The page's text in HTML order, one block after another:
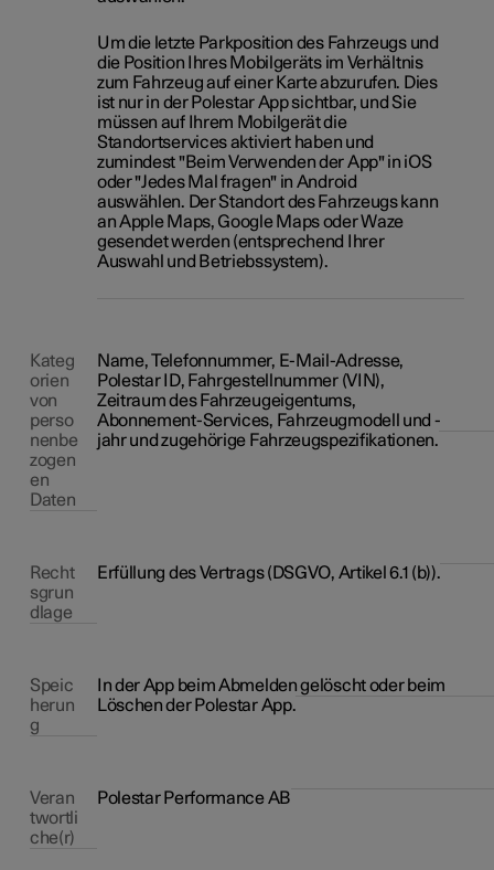
Um die letzte Parkposition des Fahrzeugs und
die Position Ihres Mobilgeräts im Verhältnis
zum Fahrzeug auf einer Karte abzurufen. Dies
ist nur in der Polestar App sichtbar, und Sie
müssen auf Ihrem Mobilgerät die
Standortservices aktiviert haben und
zumindest "Beim Verwenden der App" in iOS
oder "Jedes Mal fragen" in Android
auswählen. Der Standort des Fahrzeugs kann
an Apple Maps, Google Maps oder Waze
gesendet werden (entsprechend Ihrer
Auswahl und Betriebssystem).
Kateg
orien
von
perso
nenbe
zogen
en
Daten
Name, Telefonnummer, E-Mail-Adresse,
Polestar ID, Fahrgestellnummer (VIN),
Zeitraum des Fahrzeugeigentums,
Abonnement-Services, Fahrzeugmodell und -
jahr und zugehörige Fahrzeugspezifikationen.
Recht
sgrun
dlage
Erfüllung des Vertrags (DSGVO, Artikel 6.1 (b)).
Speic
herun
g
In der App beim Abmelden gelöscht oder beim
Löschen der Polestar App.
Veran
twortli
che(r)
Polestar Performance AB